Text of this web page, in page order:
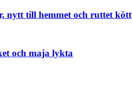
nytt till hemmet och ruttet kött
och maja lykta